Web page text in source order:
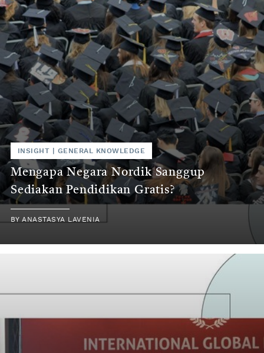
INSIGHT GENERAL KNOWLEDGE
Mengapa Negara Nordik Sanggup
Sediakan Pendidikan Gratis?
BY ANASTASYA LAVENIA